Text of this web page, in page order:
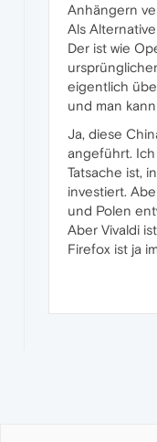
Anhängern
Als
Der ist wie
eigentlich
und man
Ja, diese
angeführt. Ich
Tatsache ist,
investiert.
und Polen
Aber Vivaldi
Firefox ist ja